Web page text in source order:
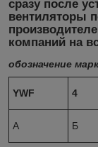
сразу после
вентиляторы
компаний на
обозначение
YWF 4
А Б